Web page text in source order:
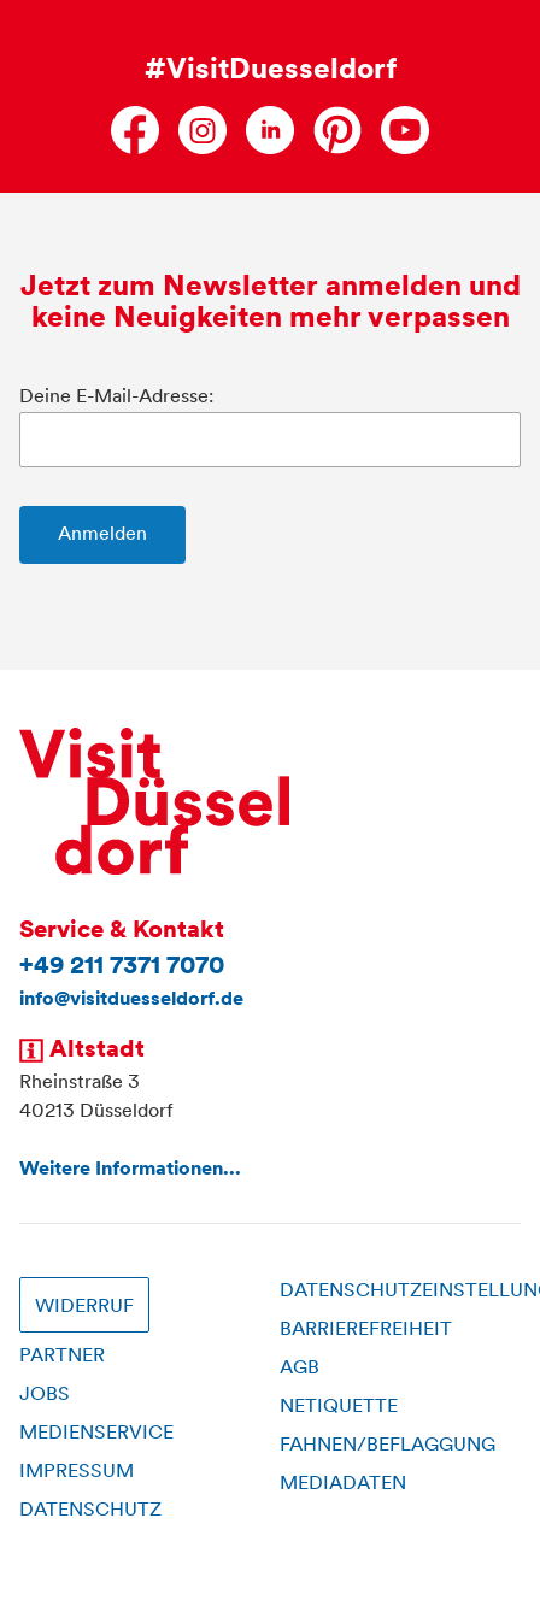
#VisitDuesseldorf
Jetzt zum Newsletter anmelden und
keine Neuigkeiten mehr verpassen
Deine E-Mail-Adresse:
Service & Kontakt
+49 211 7371 7070
info@visitduesseldorf.de
Altstadt
Rheinstraße 3
40213 Düsseldorf
Weitere Informationen...
WIDERRUF
PARTNER
JOBS
MEDIENSERVICE
IMPRESSUM
DATENSCHUTZ
BARRIEREFREIHEIT
AGB
NETIQUETTE
FAHNEN/BEFLAGGUNG
MEDIADATEN